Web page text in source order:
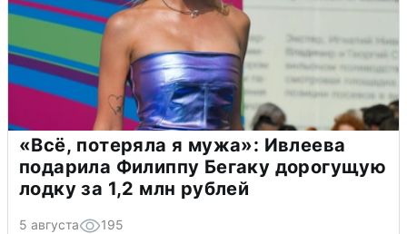
«Всё, потеряла я мужа»: Ивлеева
подарила Филиппу Бегаку дорогущую
лодку за 1,2 млн рублей
5 августа 195